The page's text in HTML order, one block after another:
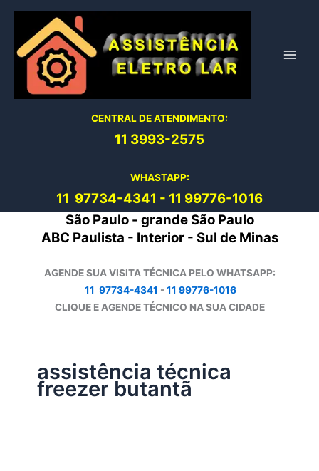
conteúdo
CENTRAL DE ATENDIMENTO:
11 3993-2575
WHASTAPP:
11 97734-4341 - 11 99776-1016
São Paulo - grande São Paulo
ABC Paulista - Interior - Sul de Minas
AGENDE SUA VISITA TÉCNICA PELO WHATSAPP:
11 97734-4341 -11 99776-1016
CLIQUE E AGENDE TÉCNICO NA SUA CIDADE
assistência técnica
freezer butantã